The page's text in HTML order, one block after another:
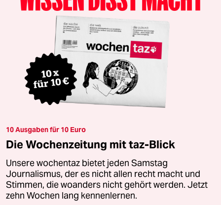
10 Ausgaben für 10 Euro
Die Wochenzeitung mit taz-Blick
Unsere wochentaz bietet jeden Samstag
Journalismus, der es nicht allen recht macht und
Stimmen, die woanders nicht gehört werden. Jetzt
zehn Wochen lang kennenlernen.